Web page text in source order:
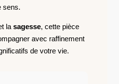
sens.
la sagesse, cette pièce
avec raffinement
de votre vie.